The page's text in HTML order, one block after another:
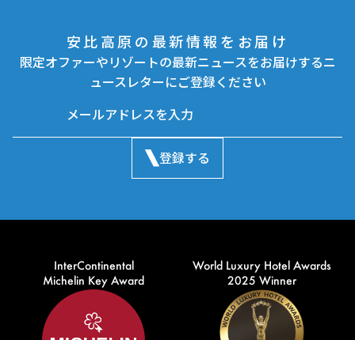
安比高原の最新情報をお届け
限定オファーやリゾートの最新ニュースをお届けするニ
ュースレターにご登録ください
登録する
InterContinental
Michelin Key Award
World Luxury Hotel Awards
2025 Winner